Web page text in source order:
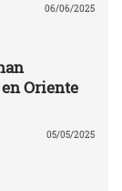
06/06/2025
Oriente
05/05/2025